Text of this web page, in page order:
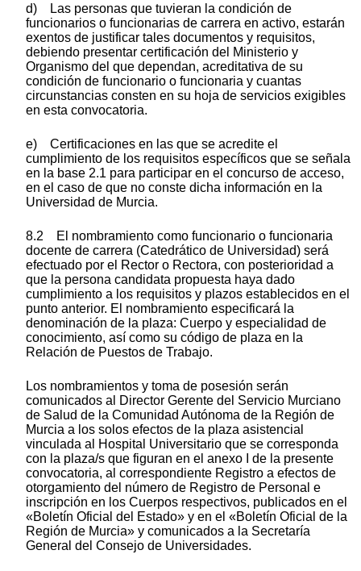
d) Las personas que tuvieran la condición de
funcionarios o funcionarias de carrera en activo, estarán
exentos de justificar tales documentos y requisitos,
debiendo presentar certificación del Ministerio y
Organismo del que dependan, acreditativa de su
condición de funcionario o funcionaria y cuantas
circunstancias consten en su hoja de servicios exigibles
en esta convocatoria.
e) Certificaciones en las que se acredite el
cumplimiento de los requisitos específicos que se señala
en la base 2.1 para participar en el concurso de acceso,
en el caso de que no conste dicha información en la
Universidad de Murcia.
8.2 El nombramiento como funcionario o funcionaria
docente de carrera (Catedrático de Universidad) será
efectuado por el Rector o Rectora, con posterioridad a
que la persona candidata propuesta haya dado
cumplimiento a los requisitos y plazos establecidos en el
punto anterior. El nombramiento especificará la
denominación de la plaza: Cuerpo y especialidad de
conocimiento, así como su código de plaza en la
Relación de Puestos de Trabajo.
Los nombramientos y toma de posesión serán
comunicados al Director Gerente del Servicio Murciano
de Salud de la Comunidad Autónoma de la Región de
Murcia a los solos efectos de la plaza asistencial
vinculada al Hospital Universitario que se corresponda
con la plaza/s que figuran en el anexo I de la presente
convocatoria, al correspondiente Registro a efectos de
otorgamiento del número de Registro de Personal e
inscripción en los Cuerpos respectivos, publicados en el
«Boletín Oficial del Estado» y en el «Boletín Oficial de la
Región de Murcia» y comunicados a la Secretaría
General del Consejo de Universidades.